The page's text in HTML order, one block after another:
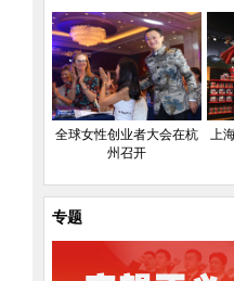
全球女性创业者大会在杭
州召开
上
专题